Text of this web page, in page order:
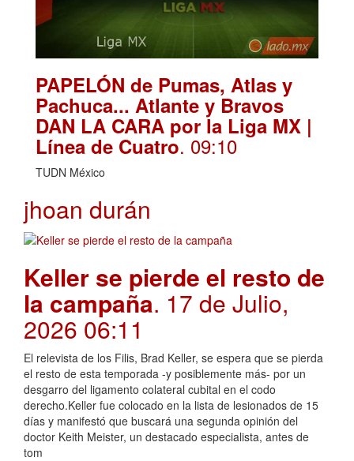
PAPELÓN de Pumas, Atlas y
Pachuca... Atlante y Bravos
DAN LA CARA por la Liga MX |
Línea de Cuatro. 09:10
TUDN México
jhoan durán
Keller se pierde el resto de
la campaña. 17 de Julio,
2026 06:11
El relevista de los Filis, Brad Keller, se espera que se pierda
el resto de esta temporada -y posiblemente más- por un
desgarro del ligamento colateral cubital en el codo
derecho.Keller fue colocado en la lista de lesionados de 15
días y manifestó que buscará una segunda opinión del
doctor Keith Meister, un destacado especialista, antes de
tom